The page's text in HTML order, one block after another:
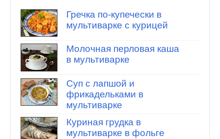
Гречка по-купечески в
мультиварке с курицей
Молочная перловая каша
в мультиварке
Суп с лапшой и
фрикадельками в
мультиварке
Куриная грудка в
мультиварке в фольге